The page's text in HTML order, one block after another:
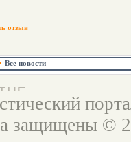
отзыв
Все новости
защищены ©